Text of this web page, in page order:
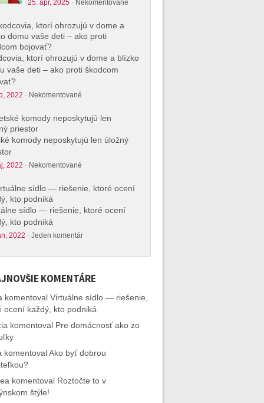
25. apr, 2025· Nekomentované
ktorí ohrozujú v dome a blízko
vaše deti – ako proti škodcom
2022 · Nekomentované
komody neposkytujú len úložný
2022 · Nekomentované
sídlo — riešenie, ktoré ocení
kto podniká
2022 · Jeden komentár
KOMENTÁRE
komentoval Virtuálne sídlo — riešenie,
ocení každý, kto podniká
komentoval Pre domácnosť ako zo
komentovalAko byť dobrou
komentoval Roztočte to v
štýle!